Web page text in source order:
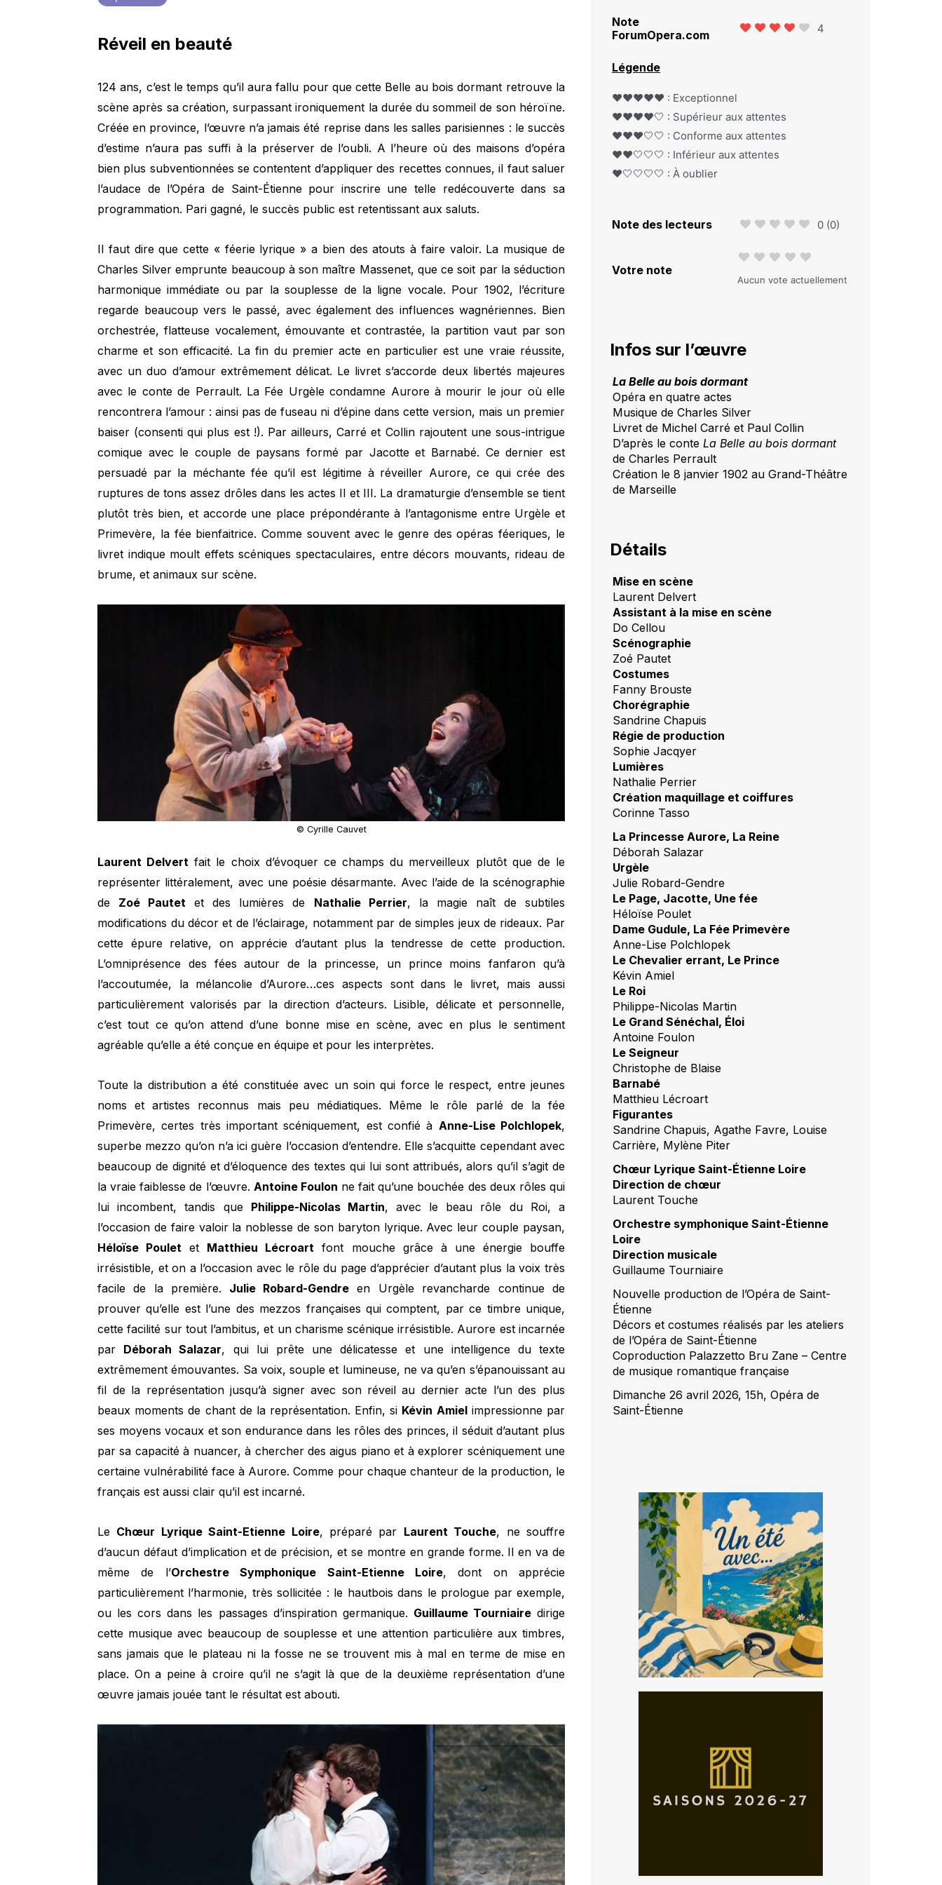
Réveil en beauté
124 ans, c’est le temps qu’il aura fallu pour que cette Belle au bois dormant retrouve la
scène après sa création, surpassant ironiquement la durée du sommeil de son héroïne.
Créée en province, l’œuvre n’a jamais été reprise dans les salles parisiennes : le succès
d’estime n’aura pas suffi à la préserver de l’oubli. A l’heure où des maisons d’opéra
bien plus subventionnées se contentent d’appliquer des recettes connues, il faut saluer
l’audace de l’Opéra de Saint-Étienne pour inscrire une telle redécouverte dans sa
programmation. Pari gagné, le succès public est retentissant aux saluts.
Il faut dire que cette « féerie lyrique » a bien des atouts à faire valoir. La musique de
Charles Silver emprunte beaucoup à son maître Massenet, que ce soit par la séduction
harmonique immédiate ou par la souplesse de la ligne vocale. Pour 1902, l’écriture
regarde beaucoup vers le passé, avec également des influences wagnériennes. Bien
orchestrée, flatteuse vocalement, émouvante et contrastée, la partition vaut par son
charme et son efficacité. La fin du premier acte en particulier est une vraie réussite,
avec un duo d’amour extrêmement délicat. Le livret s’accorde deux libertés majeures
avec le conte de Perrault. La Fée Urgèle condamne Aurore à mourir le jour où elle
rencontrera l’amour : ainsi pas de fuseau ni d’épine dans cette version, mais un premier
baiser (consenti qui plus est !). Par ailleurs, Carré et Collin rajoutent une sous-intrigue
comique avec le couple de paysans formé par Jacotte et Barnabé. Ce dernier est
persuadé par la méchante fée qu’il est légitime à réveiller Aurore, ce qui crée des
ruptures de tons assez drôles dans les actes II et III. La dramaturgie d’ensemble se tient
plutôt très bien, et accorde une place prépondérante à l’antagonisme entre Urgèle et
Primevère, la fée bienfaitrice. Comme souvent avec le genre des opéras féeriques, le
livret indique moult effets scéniques spectaculaires, entre décors mouvants, rideau de
brume, et animaux sur scène.
© Cyrille Cauvet
Laurent Delvert fait le choix d’évoquer ce champs du merveilleux plutôt que de le
représenter littéralement, avec une poésie désarmante. Avec l’aide de la scénographie
de Zoé Pautet et des lumières de Nathalie Perrier, la magie naît de subtiles
modifications du décor et de l’éclairage, notamment par de simples jeux de rideaux. Par
cette épure relative, on apprécie d’autant plus la tendresse de cette production.
L’omniprésence des fées autour de la princesse, un prince moins fanfaron qu’à
l’accoutumée, la mélancolie d’Aurore…ces aspects sont dans le livret, mais aussi
particulièrement valorisés par la direction d’acteurs. Lisible, délicate et personnelle,
c’est tout ce qu’on attend d’une bonne mise en scène, avec en plus le sentiment
agréable qu’elle a été conçue en équipe et pour les interprètes.
Toute la distribution a été constituée avec un soin qui force le respect, entre jeunes
noms et artistes reconnus mais peu médiatiques. Même le rôle parlé de la fée
Primevère, certes très important scéniquement, est confié à Anne-Lise Polchlopek,
superbe mezzo qu’on n’a ici guère l’occasion d’entendre. Elle s’acquitte cependant avec
beaucoup de dignité et d’éloquence des textes qui lui sont attribués, alors qu’il s’agit de
la vraie faiblesse de l’œuvre. Antoine Foulon ne fait qu’une bouchée des deux rôles qui
lui incombent, tandis que Philippe-Nicolas Martin, avec le beau rôle du Roi, a
l’occasion de faire valoir la noblesse de son baryton lyrique. Avec leur couple paysan,
Héloïse Poulet et Matthieu Lécroart font mouche grâce à une énergie bouffe
irrésistible, et on a l’occasion avec le rôle du page d’apprécier d’autant plus la voix très
facile de la première. Julie Robard-Gendre en Urgèle revancharde continue de
prouver qu’elle est l’une des mezzos françaises qui comptent, par ce timbre unique,
cette facilité sur tout l’ambitus, et un charisme scénique irrésistible. Aurore est incarnée
par Déborah Salazar, qui lui prête une délicatesse et une intelligence du texte
extrêmement émouvantes. Sa voix, souple et lumineuse, ne va qu’en s’épanouissant au
fil de la représentation jusqu’à signer avec son réveil au dernier acte l’un des plus
beaux moments de chant de la représentation. Enfin, si Kévin Amielimpressionne par
ses moyens vocaux et son endurance dans les rôles des princes, il séduit d’autant plus
par sa capacité à nuancer, à chercher des aigus piano et à explorer scéniquement une
certaine vulnérabilité face à Aurore. Comme pour chaque chanteur de la production, le
français est aussi clair qu’il est incarné.
Le Chœur Lyrique Saint-Etienne Loire, préparé par Laurent Touche, ne souffre
d’aucun défaut d’implication et de précision, et se montre en grande forme. Il en va de
même de l’Orchestre Symphonique Saint-Etienne Loire, dont on apprécie
particulièrement l’harmonie, très sollicitée : le hautbois dans le prologue par exemple,
ou les cors dans les passages d’inspiration germanique. Guillaume Tourniairedirige
cette musique avec beaucoup de souplesse et une attention particulière aux timbres,
sans jamais que le plateau ni la fosse ne se trouvent mis à mal en terme de mise en
place. On a peine à croire qu’il ne s’agit là que de la deuxième représentation d’une
œuvre jamais jouée tant le résultat est abouti.
Note
ForumOpera.com
4
Légende
❤️❤️❤️❤️❤️ : Exceptionnel
❤️❤️❤️❤️🤍 : Supérieur aux attentes
❤️❤️❤️🤍🤍 : Conforme aux attentes
❤️❤️🤍🤍🤍 : Inférieur aux attentes
❤️🤍🤍🤍🤍 : À oublier
Note des lecteurs 0 (0)
Votre note
Aucun vote actuellement
Infos sur l’œuvre
La Belle au bois dormant
Opéra en quatre actes
Musique de Charles Silver
Livret de Michel Carré et Paul Collin
D’après le conte La Belle au bois dormant
de Charles Perrault
Création le 8 janvier 1902 au Grand-Théâtre
de Marseille
Détails
Mise en scène
Laurent Delvert
Assistant à la mise en scène
Do Cellou
Scénographie
Zoé Pautet
Costumes
Fanny Brouste
Chorégraphie
Sandrine Chapuis
Régie de production
Sophie Jacqyer
Lumières
Nathalie Perrier
Création maquillage et coiffures
Corinne Tasso
La Princesse Aurore, La Reine
Déborah Salazar
Urgèle
Julie Robard-Gendre
Le Page, Jacotte, Une fée
Héloïse Poulet
Dame Gudule, La Fée Primevère
Anne-Lise Polchlopek
Le Chevalier errant, Le Prince
Kévin Amiel
Le Roi
Philippe-Nicolas Martin
Le Grand Sénéchal, Éloi
Antoine Foulon
Le Seigneur
Christophe de Blaise
Barnabé
Matthieu Lécroart
Figurantes
Sandrine Chapuis, Agathe Favre, Louise
Carrière, Mylène Piter
Chœur Lyrique Saint-Étienne Loire
Direction de chœur
Laurent Touche
Orchestre symphonique Saint-Étienne
Loire
Direction musicale
Guillaume Tourniaire
Nouvelle production de l’Opéra de Saint-
Étienne
Décors et costumes réalisés par les ateliers
de l’Opéra de Saint-Étienne
Coproduction Palazzetto Bru Zane – Centre
de musique romantique française
Dimanche 26 avril 2026, 15h, Opéra de
Saint-Étienne